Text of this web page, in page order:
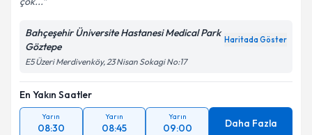
Bahçeşehir Üniversite Hastanesi Medical Park
Göztepe
Haritada Göster
E5 Üzeri Merdivenköy, 23 Nisan Sokagi No:17
En Yakın Saatler
Yarın
08:30
Yarın
08:45
Yarın
09:00 Daha Fazla